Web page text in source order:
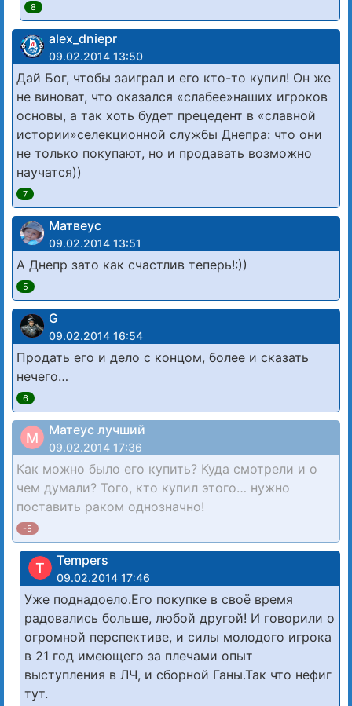
8
alex_dniepr
09.02.2014 13:50
Дай Бог, чтобы заиграл и его кто-то купил! Он же
не виноват, что оказался «слабее»наших игроков
основы, а так хоть будет прецедент в «славной
истории»селекционной службы Днепра: что они
не только покупают, но и продавать возможно
научатся))
7
Матвеус
09.02.2014 13:51
А Днепр зато как счастлив теперь!:))
5
G
09.02.2014 16:54
Продать его и дело с концом, более и сказать
нечего…
6
М Матеус лучший
09.02.2014 17:36
Как можно было его купить? Куда смотрели и о
чем думали? Того, кто купил этого… нужно
поставить раком однозначно!
-5
T Tempers
09.02.2014 17:46
Уже поднадоело.Его покупке в своё время
радовались больше, любой другой! И говорили о
огромной перспективе, и силы молодого игрока
в 21 год имеющего за плечами опыт
выступления в ЛЧ, и сборной Ганы.Так что нефиг
тут.